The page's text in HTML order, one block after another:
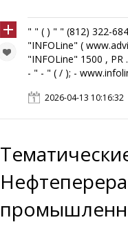
" " ( ) " " (812) 322-
"INFOLine" (
"INFOLine" 1500 , PR
- " - " ( / ); -
2026-04-13 10:16:32